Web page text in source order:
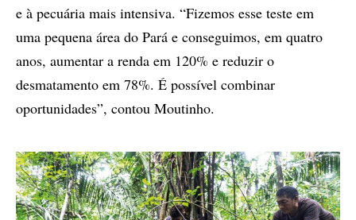
e à pecuária mais intensiva. “Fizemos esse teste em
uma pequena área do Pará e conseguimos, em quatro
anos, aumentar a renda em 120% e reduzir o
desmatamento em 78%. É possível combinar
oportunidades”, contou Moutinho.